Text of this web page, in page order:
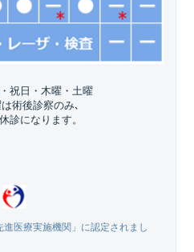
祝日・木曜・土曜
術後診察のみ､
診になります。
医療実施機関」に認定されまし